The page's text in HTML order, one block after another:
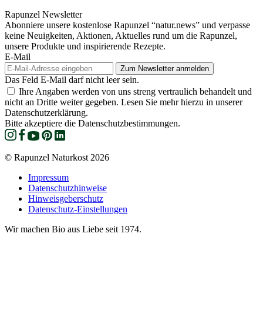
Rapunzel Newsletter
Abonniere unsere kostenlose Rapunzel “natur.news” und verpasse
keine Neuigkeiten, Aktionen, Aktuelles rund um die Rapunzel,
unsere Produkte und inspirierende Rezepte.
E-Mail
Das Feld E-Mail darf nicht leer sein.
Ihre Angaben werden von uns streng vertraulich behandelt und
nicht an Dritte weiter gegeben. Lesen Sie mehr hierzu in unserer
Datenschutzerklärung.
Bitte akzeptiere die Datenschutzbestimmungen.
© Rapunzel Naturkost 2026
Impressum
Datenschutzhinweise
Hinweisgeberschutz
Datenschutz-Einstellungen
Wir machen Bio aus Liebe seit 1974.